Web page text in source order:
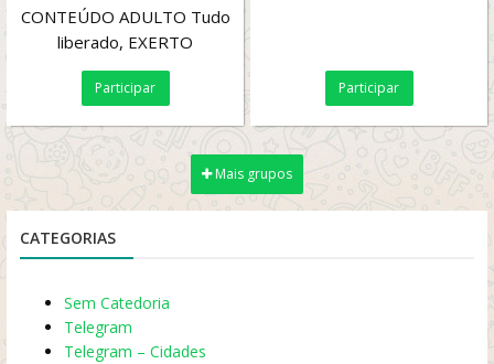
CONTEÚDO ADULTO Tudo
liberado, EXERTO
PEDOFILIA Tudo liberado,
EXERTO GORE Tudo
Participar Participar
Mais grupos
CATEGORIAS
Sem Catedoria
Telegram
Telegram – Cidades